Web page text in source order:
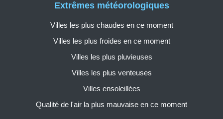
Extrêmes météorologiques
Villes les plus chaudes en ce moment
Villes les plus froides en ce moment
Villes les plus pluvieuses
Villes les plus venteuses
Villes ensoleillées
Qualité de l'air la plus mauvaise en ce moment